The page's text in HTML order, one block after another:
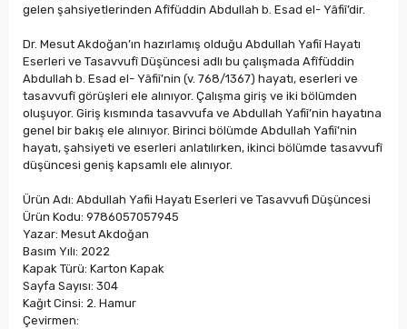
gelen şahsiyetlerinden Afîfüddin Abdullah b. Esad el- Yâfiî’dir.
Dr. Mesut Akdoğan’ın hazırlamış olduğu Abdullah Yafiî Hayatı
Eserleri ve Tasavvufî Düşüncesi adlı bu çalışmada Afîfüddin
Abdullah b. Esad el- Yâfiî’nin (v. 768/1367) hayatı, eserleri ve
tasavvufî görüşleri ele alınıyor. Çalışma giriş ve iki bölümden
oluşuyor. Giriş kısmında tasavvufa ve Abdullah Yafiî’nin hayatına
genel bir bakış ele alınıyor. Birinci bölümde Abdullah Yafiî’nin
hayatı, şahsiyeti ve eserleri anlatılırken, ikinci bölümde tasavvufî
düşüncesi geniş kapsamlı ele alınıyor.
Ürün Adı: Abdullah Yafii Hayatı Eserleri ve Tasavvufi Düşüncesi
Ürün Kodu: 9786057057945
Yazar: Mesut Akdoğan
Basım Yılı: 2022
Kapak Türü: Karton Kapak
Sayfa Sayısı: 304
Kağıt Cinsi: 2. Hamur
Çevirmen: